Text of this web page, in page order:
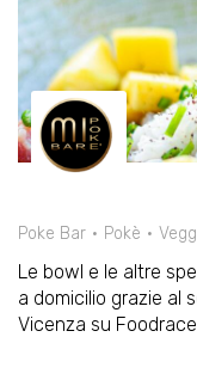
Poke Bar Pokè
Le bowl e le altre
a domicilio grazie al
Vicenza su